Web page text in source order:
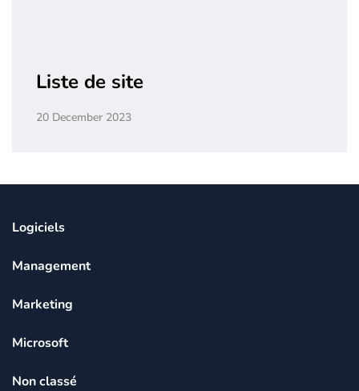
Liste de site
20 December 2023
Logiciels
Management
Marketing
Microsoft
Non classé